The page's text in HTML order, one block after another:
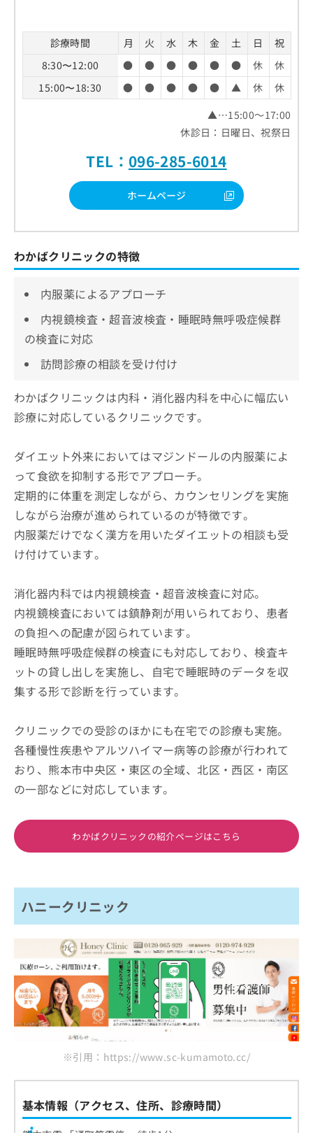
診療時間 月 火 水 木 金 土 日
祝
8:30〜12:00
● ● ● ● ● ● 休
休
15:00〜18:30
● ● ● ● ● ▲ 休
休
▲…15:00～17:00
休診日：日曜日、祝祭日
TEL： 096-285-6014
ホームページ
わかばクリニックの特徴
内服薬によるアプローチ
内視鏡検査・超音波検査・睡眠時無呼吸症候群
の検査に対応
訪問診療の相談を受け付け
わかばクリニックは内科・消化器内科を中心に幅広い
診療に対応しているクリニックです。
ダイエット外来においてはマジンドールの内服薬によ
って食欲を抑制する形でアプローチ。
定期的に体重を測定しながら、カウンセリングを実施
しながら治療が進められているのが特徴です。
内服薬だけでなく漢方を用いたダイエットの相談も受
け付けています。
消化器内科では内視鏡検査・超音波検査に対応。
内視鏡検査においては鎮静剤が用いられており、患者
の負担への配慮が図られています。
睡眠時無呼吸症候群の検査にも対応しており、検査キ
ットの貸し出しを実施し、自宅で睡眠時のデータを収
集する形で診断を行っています。
クリニックでの受診のほかにも在宅での診療も実施。
各種慢性疾患やアルツハイマー病等の診療が行われて
おり、熊本市中央区・東区の全域、北区・西区・南区
の一部などに対応しています。
わかばクリニックの紹介ページはこちら
ハニークリニック
※引用：https://www.sc-kumamoto.cc/
基本情報（アクセス、住所、診療時間）